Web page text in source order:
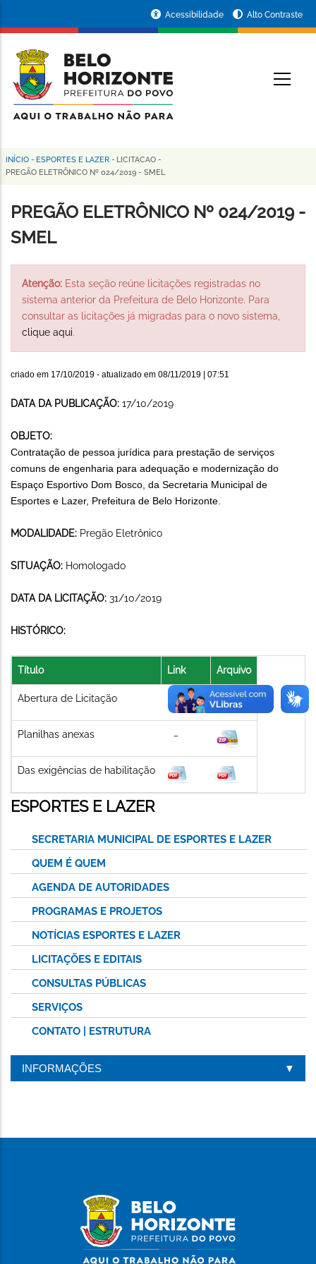
conteúdo
principal
da
Prefeitura
de
Horizonte
Acessibilidade Alto Contraste
Trilha
navegação
INÍCIO - ESPORTES E LAZER - LICITACAO -
PREGÃO ELETRÔNICO Nº 024/2019 - SMEL
PREGÃO ELETRÔNICO Nº 024/2019 -
SMEL
Atenção: Esta seção reúne licitações registradas no
sistema anterior da Prefeitura de Belo Horizonte. Para
consultar as licitações já migradas para o novo sistema,
clique aqui.
criado em 17/10/2019 - atualizado em 08/11/2019 | 07:51
DATA DA PUBLICAÇÃO: 17/10/2019
OBJETO:
Contratação de pessoa jurídica para prestação de serviços
comuns de engenharia para adequação e modernização do
Espaço Esportivo Dom Bosco, da Secretaria Municipal de
Esportes e Lazer, Prefeitura de Belo Horizonte.
MODALIDADE: Pregão Eletrônico
SITUAÇÃO: Homologado
DATA DA LICITAÇÃO: 31/10/2019
HISTÓRICO:
Título Link Arquivo
Abertura de Licitação
Planilhas anexas
Das exigências de habilitação
ESPORTES E LAZER
SECRETARIA MUNICIPAL DE ESPORTES E LAZER
QUEM É QUEM
AGENDA DE AUTORIDADES
PROGRAMAS E PROJETOS
NOTÍCIAS ESPORTES E LAZER
LICITAÇÕES E EDITAIS
CONSULTAS PÚBLICAS
SERVIÇOS
CONTATO | ESTRUTURA
INFORMAÇÕES